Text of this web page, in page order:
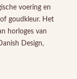
voering en
goudkleur. Het
horloges van
Design,